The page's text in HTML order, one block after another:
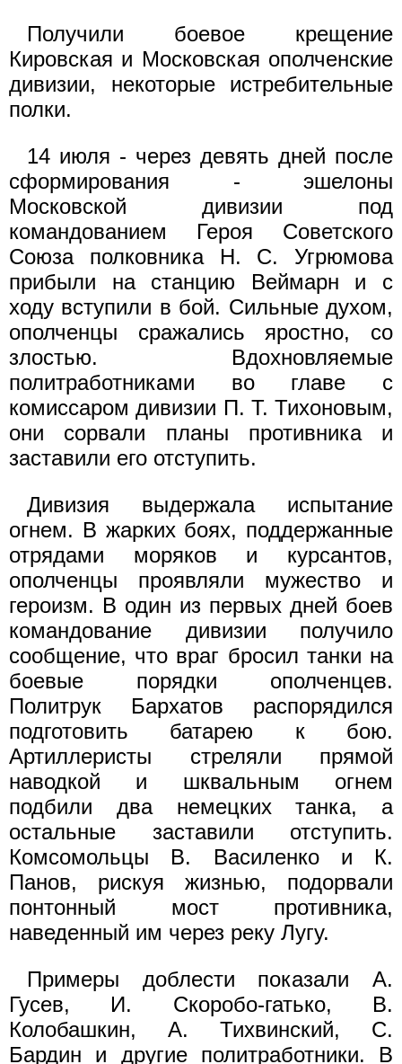
Получили боевое крещение
Кировская и Московская ополченские
дивизии, некоторые истребительные
полки.
14 июля - через девять дней после
сформирования - эшелоны
Московской дивизии под
командованием Героя Советского
Союза полковника Н. С. Угрюмова
прибыли на станцию Веймарн и с
ходу вступили в бой. Сильные духом,
ополченцы сражались яростно, со
злостью. Вдохновляемые
политработниками во главе с
комиссаром дивизии П. Т. Тихоновым,
они сорвали планы противника и
заставили его отступить.
Дивизия выдержала испытание
огнем. В жарких боях, поддержанные
отрядами моряков и курсантов,
ополченцы проявляли мужество и
героизм. В один из первых дней боев
командование дивизии получило
сообщение, что враг бросил танки на
боевые порядки ополченцев.
Политрук Бархатов распорядился
подготовить батарею к бою.
Артиллеристы стреляли прямой
наводкой и шквальным огнем
подбили два немецких танка, а
остальные заставили отступить.
Комсомольцы В. Василенко и К.
Панов, рискуя жизнью, подорвали
понтонный мост противника,
наведенный им через реку Лугу.
Примеры доблести показали А.
Гусев, И. Скоробо-гатько, В.
Колобашкин, А. Тихвинский, С.
Бардин и другие политработники. В